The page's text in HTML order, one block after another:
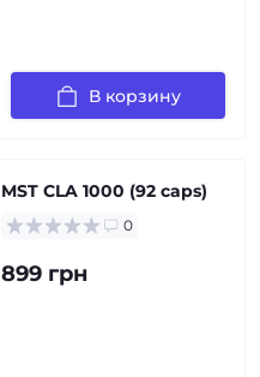
В корзину
MST CLA 1000 (92 caps)
0
899 грн